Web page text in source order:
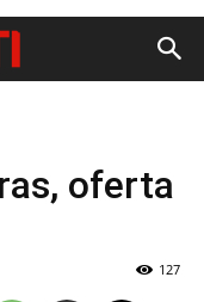
oferta
127